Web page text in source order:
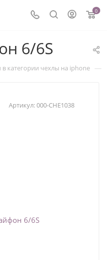
0
6/6S
категории чехлы на iphone —
Артикул:000-CHE1038